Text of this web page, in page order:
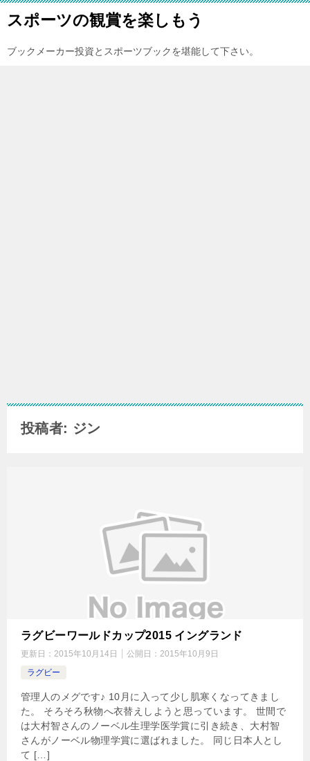
スポーツの観賞を楽しもう
ブックメーカー投資とスポーツブックを堪能して下さい。
投稿者: ジン
ラグビーワールドカップ2015 イングランド
更新日： 2015年10月14日 公開日： 2015年10月9日
ラグビー
管理人のメグです♪ 10月に入って少し肌寒くなってきまし
た。 そろそろ秋物へ衣替えしようと思っています。 世間で
は大村智さんのノーベル生理学医学賞に引き続き、大村智
さんがノーベル物理学賞に選ばれました。 同じ日本人とし
て […]